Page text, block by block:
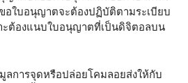
ใบอนุญาตจะต้องปฏิบัติตามระเบียบ
ะต้องแนบใบอนุญาตที่เป็นดิจิตอลบน
ลการจุดหรือปล่อยโคมลอยส่งให้กับ